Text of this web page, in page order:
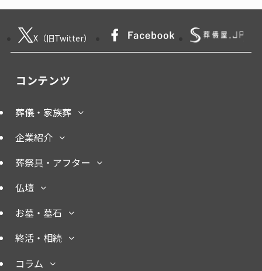
X（旧Twitter）
コンテンツ
葬儀・家族葬
企業紹介
葬祭具・アフター
仏壇
お墓・墓石
終活・相続
コラム